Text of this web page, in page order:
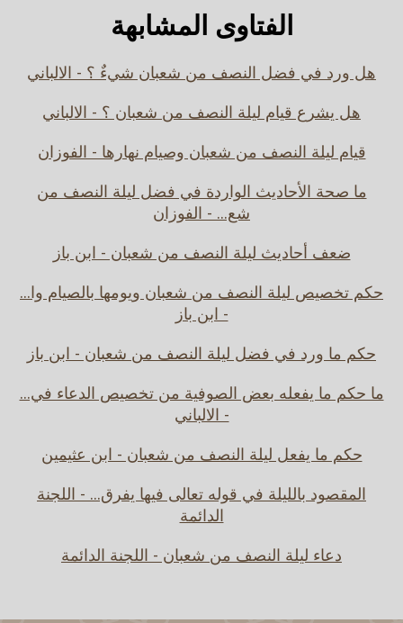
الفتاوى المشابهة
هل ورد في فضل النصف من شعبان شيءٌ ؟ - الالباني
هل يشرع قيام ليلة النصف من شعبان ؟ - الالباني
قيام ليلة النصف من شعبان وصيام نهارها - الفوزان
ما صحة الأحاديث الواردة في فضل ليلة النصف من
شع... - الفوزان
ضعف أحاديث ليلة النصف من شعبان - ابن باز
حكم تخصيص ليلة النصف من شعبان ويومها بالصيام وا...
- ابن باز
حكم ما ورد في فضل ليلة النصف من شعبان - ابن باز
ما حكم ما يفعله بعض الصوفية من تخصيص الدعاء في...
- الالباني
حكم ما يفعل ليلة النصف من شعبان - ابن عثيمين
المقصود بالليلة في قوله تعالى فيها يفرق... - اللجنة
الدائمة
دعاء ليلة النصف من شعبان - اللجنة الدائمة